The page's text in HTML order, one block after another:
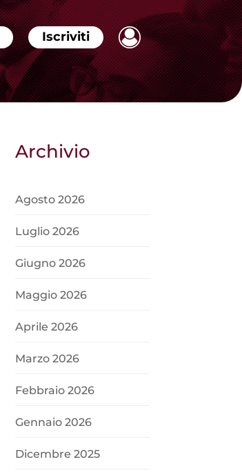
Iscriviti
Archivio
Agosto 2026
Luglio 2026
Giugno 2026
Maggio 2026
Aprile 2026
Marzo 2026
Febbraio 2026
Gennaio 2026
Dicembre 2025